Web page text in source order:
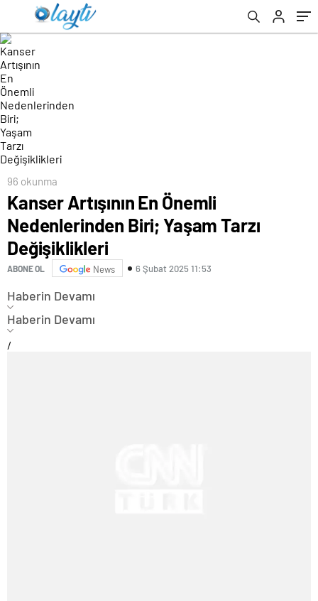
96 okunma
Kanser Artışının En Önemli
Nedenlerinden Biri; Yaşam Tarzı
Değişiklikleri
ABONE OL News 6 Şubat 2025 11:53
Haberin Devamı
Haberin Devamı
/